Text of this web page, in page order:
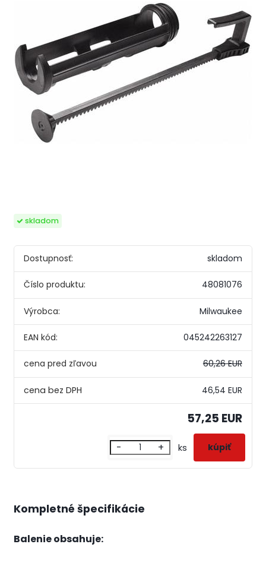
skladom
Dostupnosť: skladom
Číslo produktu: 48081076
Výrobca: Milwaukee
EAN kód: 045242263127
cena pred zľavou 60,26 EUR
46,54 EUR
57,25 EUR
- + ks
Kompletné špecifikácie
Balenie obsahuje: